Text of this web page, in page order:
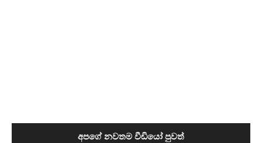
අපගේ නවතම වීඩියෝ පුවත්